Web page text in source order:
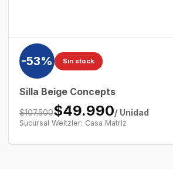
-53% Sin stock
Silla Beige Concepts
$107.500$49.990/ Unidad
Sucursal Weitzler: Casa Matriz